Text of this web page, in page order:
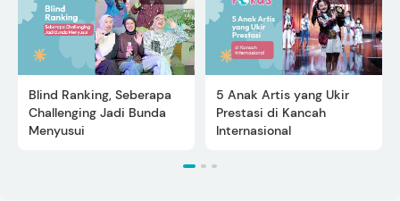
Blind Ranking, Seberapa
Challenging Jadi Bunda
Menyusui
5 Anak Artis yang Ukir
Prestasi di Kancah
Internasional